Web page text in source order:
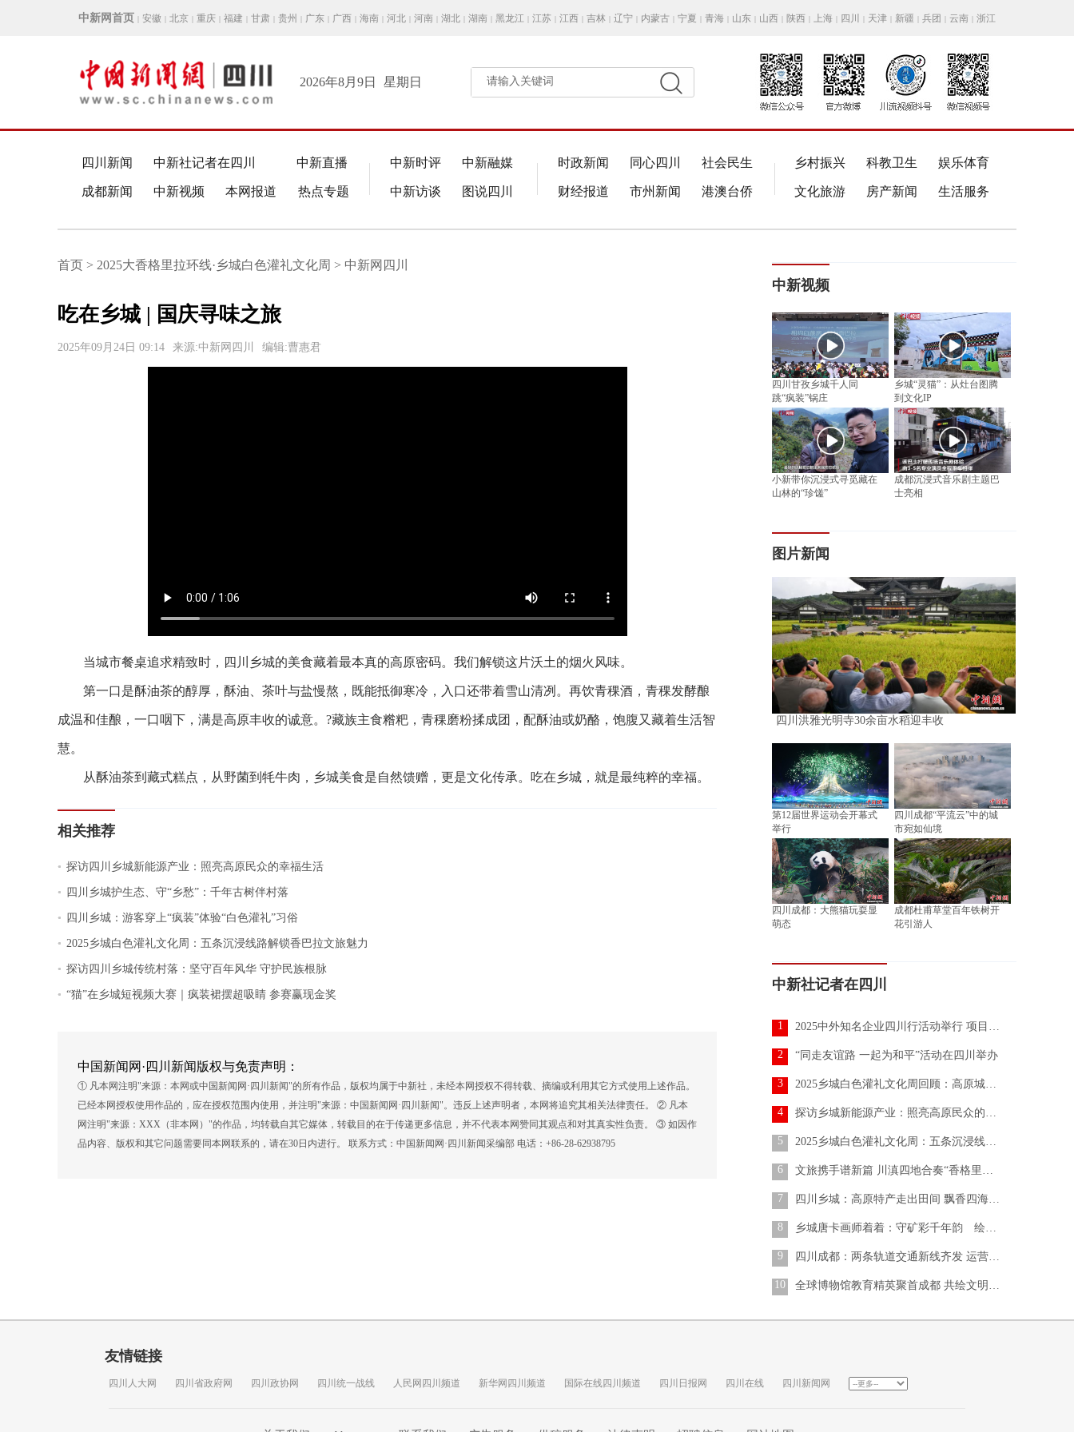
中新网首页 | 安徽 | 北京 | 重庆 | 福建 | 甘肃 | 贵州 | 广东 | 广西 | 海南 | 河北 | 河南 | 湖北 | 湖南 | 黑龙江 | 江苏 | 江西 | 吉林 | 辽宁 | 内蒙古 | 宁夏 | 青海 | 山东 | 山西 | 陕西 | 上海 | 四川 | 天津 | 新疆 | 兵团 | 云南 | 浙江
2026年8月9日 星期日 请输入关键词
四川新闻 中新社记者在四川 中新直播
成都新闻 中新视频 本网报道 热点专题
中新时评 中新融媒
中新访谈 图说四川
时政新闻 同心四川 社会民生
财经报道 市州新闻 港澳台侨
乡村振兴 科教卫生 娱乐体育
文化旅游 房产新闻 生活服务
首页 > 2025大香格里拉环线·乡城白色灌礼文化周 > 中新网四川
吃在乡城 | 国庆寻味之旅
2025年09月24日 09:14 来源:中新网四川 编辑:曹惠君
当城市餐桌追求精致时，四川乡城的美食藏着最本真的高原密码。我们解锁这片沃土的烟火风味。
第一口是酥油茶的醇厚，酥油、茶叶与盐慢熬，既能抵御寒冷，入口还带着雪山清冽。再饮青稞酒，青稞发酵酿
成温和佳酿，一口咽下，满是高原丰收的诚意。?藏族主食糌粑，青稞磨粉揉成团，配酥油或奶酪，饱腹又藏着生活智
慧。
从酥油茶到藏式糕点，从野菌到牦牛肉，乡城美食是自然馈赠，更是文化传承。吃在乡城，就是最纯粹的幸福。
相关推荐
. 探访四川乡城新能源产业：照亮高原民众的幸福生活
. 四川乡城护生态、守“乡愁”：千年古树伴村落
. 四川乡城：游客穿上“疯装”体验“白色灌礼”习俗
. 2025乡城白色灌礼文化周：五条沉浸线路解锁香巴拉文旅魅力
. 探访四川乡城传统村落：坚守百年风华 守护民族根脉
. “猫”在乡城短视频大赛｜疯装裙摆超吸睛 参赛赢现金奖
中国新闻网·四川新闻版权与免责声明：
① 凡本网注明"来源：本网或中国新闻网·四川新闻"的所有作品，版权均属于中新社，未经本网授权不得转载、摘编或利用其它方式使用上述作品。
已经本网授权使用作品的，应在授权范围内使用，并注明"来源：中国新闻网·四川新闻"。违反上述声明者，本网将追究其相关法律责任。 ② 凡本
网注明"来源：XXX（非本网）"的作品，均转载自其它媒体，转载目的在于传递更多信息，并不代表本网赞同其观点和对其真实性负责。 ③ 如因作
品内容、版权和其它问题需要同本网联系的，请在30日内进行。 联系方式：中国新闻网·四川新闻采编部 电话：+86-28-62938795
中新视频
四川甘孜乡城千人同
跳“疯装”锅庄
乡城“灵猫”：从灶台图腾
到文化IP
小新带你沉浸式寻觅藏在
山林的“珍馐”
成都沉浸式音乐剧主题巴
士亮相
图片新闻
四川洪雅光明寺30余亩水稻迎丰收
第12届世界运动会开幕式
举行
四川成都“平流云”中的城
市宛如仙境
四川成都：大熊猫玩耍显
萌态
成都杜甫草堂百年铁树开
花引游人
中新社记者在四川
1 2025中外知名企业四川行活动举行 项目投资金额达2630.6亿元
2 “同走友谊路 一起为和平”活动在四川举办
3 2025乡城白色灌礼文化周回顾：高原城市蹚出文旅发展新路
4 探访乡城新能源产业：照亮高原民众的幸福生活
5 2025乡城白色灌礼文化周：五条沉浸线路解锁香巴拉文旅魅力
6 文旅携手谱新篇 川滇四地合奏“香格里拉四重奏”
7 四川乡城：高原特产走出田间 飘香四海引游人
8 乡城唐卡画师着着：守矿彩千年韵 绘非遗新生章
9 四川成都：两条轨道交通新线齐发 运营里程破700公里
10 全球博物馆教育精英聚首成都 共绘文明互鉴蓝图
友情链接
四川人大网 四川省政府网 四川政协网 四川统一战线 人民网四川频道 新华网四川频道 国际在线四川频道 四川日报网 四川在线 四川新闻网